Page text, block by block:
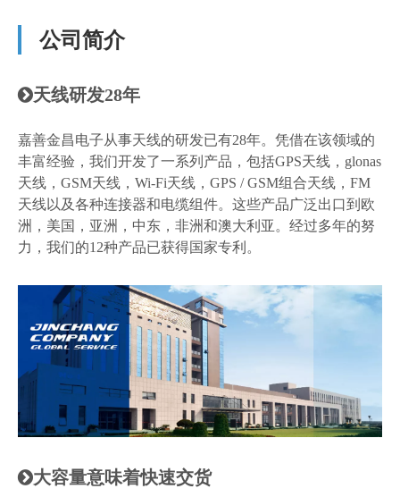
公司简介
天线研发28年
嘉善金昌电子从事天线的研发已有28年。凭借在该领域的
丰富经验，我们开发了一系列产品，包括GPS天线，glonas
天线，GSM天线，Wi-Fi天线，GPS / GSM组合天线，FM
天线以及各种连接器和电缆组件。这些产品广泛出口到欧
洲，美国，亚洲，中东，非洲和澳大利亚。经过多年的努
力，我们的12种产品已获得国家专利。
大容量意味着快速交货